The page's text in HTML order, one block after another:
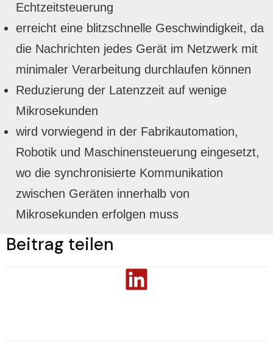
Echtzeitsteuerung
erreicht eine blitzschnelle Geschwindigkeit, da
die Nachrichten jedes Gerät im Netzwerk mit
minimaler Verarbeitung durchlaufen können
Reduzierung der Latenzzeit auf wenige
Mikrosekunden
wird vorwiegend in der Fabrikautomation,
Robotik und Maschinensteuerung eingesetzt,
wo die synchronisierte Kommunikation
zwischen Geräten innerhalb von
Mikrosekunden erfolgen muss
Beitrag teilen